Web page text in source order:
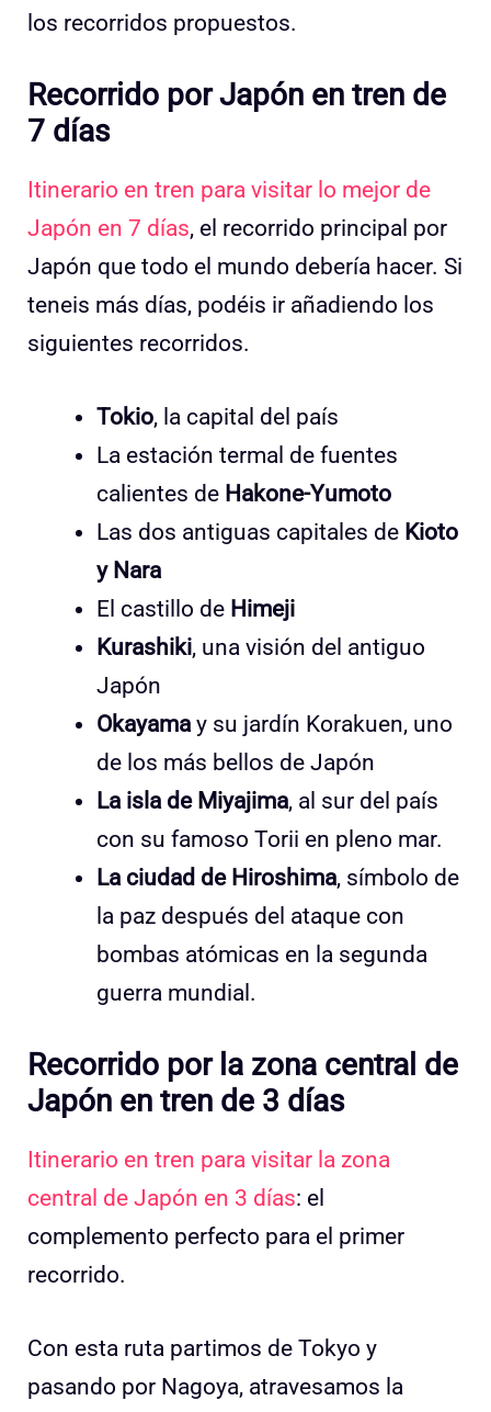
los recorridos propuestos.
Recorrido por Japón en tren de
7 días
Itinerario en tren para visitar lo mejor de
Japón en 7 días, el recorrido principal por
Japón que todo el mundo debería hacer. Si
teneis más días, podéis ir añadiendo los
siguientes recorridos.
Tokio, la capital del país
La estación termal de fuentes
calientes de Hakone-Yumoto
Las dos antiguas capitales de Kioto
y Nara
El castillo de Himeji
Kurashiki, una visión del antiguo
Japón
Okayamay su jardín Korakuen, uno
de los más bellos de Japón
La isla de Miyajima, al sur del país
con su famoso Torii en pleno mar.
La ciudad de Hiroshima, símbolo de
la paz después del ataque con
bombas atómicas en la segunda
guerra mundial.
Recorrido por la zona central de
Japón en tren de 3 días
Itinerario en tren para visitar la zona
central de Japón en 3 días: el
complemento perfecto para el primer
recorrido.
Con esta ruta partimos de Tokyo y
pasando por Nagoya, atravesamos la